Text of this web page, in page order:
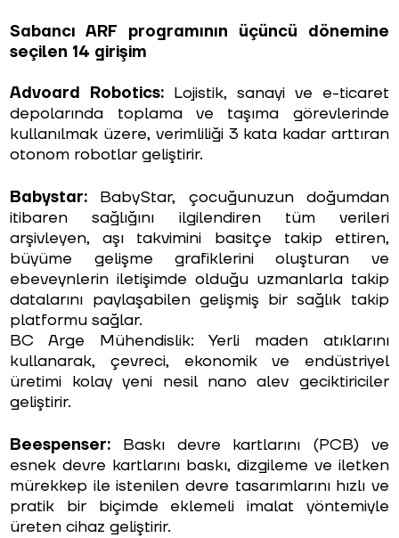
Sabancı ARF programının üçüncü dönemine
seçilen 14 girişim
Advoard Robotics: Lojistik, sanayi ve e-ticaret
depolarında toplama ve taşıma görevlerinde
kullanılmak üzere, verimliliği 3 kata kadar arttıran
otonom robotlar geliştirir.
Babystar: BabyStar, çocuğunuzun doğumdan
itibaren sağlığını ilgilendiren tüm verileri
arşivleyen, aşı takvimini basitçe takip ettiren,
büyüme gelişme grafiklerini oluşturan ve
ebeveynlerin iletişimde olduğu uzmanlarla takip
datalarını paylaşabilen gelişmiş bir sağlık takip
platformu sağlar.
BC Arge Mühendislik: Yerli maden atıklarını
kullanarak, çevreci, ekonomik ve endüstriyel
üretimi kolay yeni nesil nano alev geciktiriciler
geliştirir.
Beespenser: Baskı devre kartlarını (PCB) ve
esnek devre kartlarını baskı, dizgileme ve iletken
mürekkep ile istenilen devre tasarımlarını hızlı ve
pratik bir biçimde eklemeli imalat yöntemiyle
üreten cihaz geliştirir.